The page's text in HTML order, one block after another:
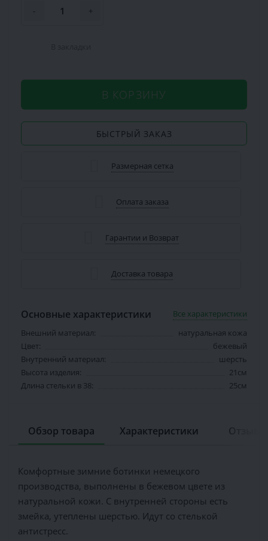
- +
В КОРЗИНУ
БЫСТРЫЙ ЗАКАЗ
Размерная сетка
Оплата заказа
Гарантии и Возврат
Доставка товара
Основные характеристики
Все характеристики
Внешний материал:
натуральная кожа
Цвет:
бежевый
Внутренний материал:
шерсть
Высота изделия:
21см
Длина стельки в 38:
25см
Обзор товара Характеристики
Комфортные зимние ботинки немецкого
производства, выполнены в бежевом цвете из
натуральной кожи. С внутренней стороны есть
змейка, утеплены шерстью. Идут со стелькой
антистресс.